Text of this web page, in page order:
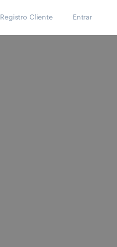
Registro Cliente Entrar